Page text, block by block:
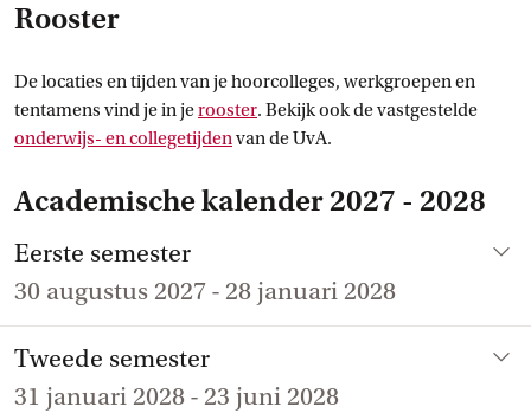
Rooster
De locaties en tijden van je hoorcolleges, werkgroepen en
tentamens vind je in jerooster. Bekijk ook de vastgestelde
onderwijs- en collegetijdenvan de UvA.
Academische kalender 2027 - 2028
Eerste semester
30 augustus 2027 - 28 januari 2028
Open en sluit item
Tweede semester
31 januari 2028 - 23 juni 2028
Open en sluit item